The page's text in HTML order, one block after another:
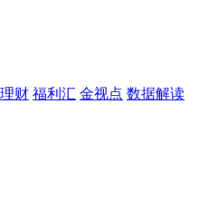
理财 福利汇 金视点 数据解读